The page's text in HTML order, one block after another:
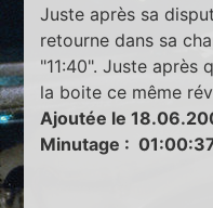
Juste après sa
retourne dans sa
"11:40". Juste après
la boite ce même
Ajoutée le
Minutage :